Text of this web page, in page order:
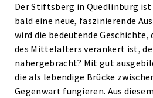
Der Stiftsberg in Quedlinburg
bald eine neue, faszinierende
wird die bedeutende
des Mittelalters verankert ist,
nähergebracht? Mit gut
die als lebendige Brücke
Gegenwart fungieren. Aus